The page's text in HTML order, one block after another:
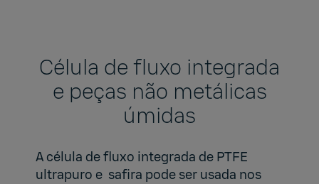
Célula de fluxo integrada
e peças não metálicas
úmidas
A célula de fluxo integrada de PTFE
ultrapuro e safira pode ser usada nos